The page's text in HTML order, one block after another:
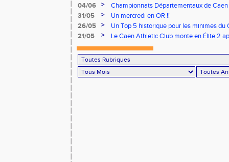
04/06
>
Championnats Départementaux de
rendez-vous
31/05 >
Un mercredi en OR !!
26/05
>
Un Top 5 historique pour les minimes du
Finale Nationale Equip’Athlé !
21/05 >
Le Caen Athletic Club monte en Élite 2